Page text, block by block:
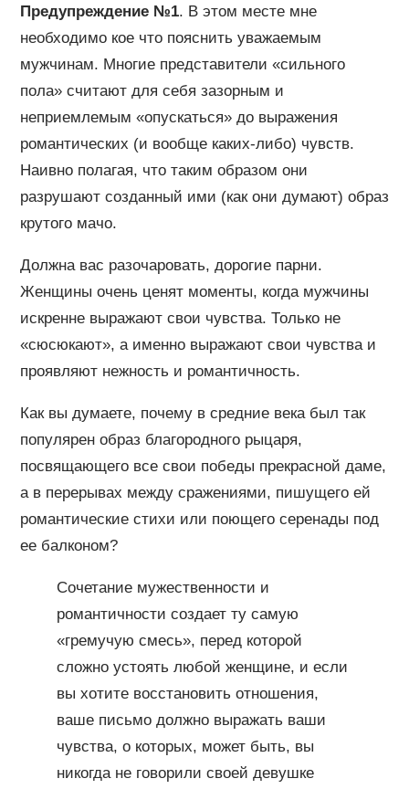
Предупреждение №1. В этом месте мне
необходимо кое что пояснить уважаемым
мужчинам. Многие представители «сильного
пола» считают для себя зазорным и
неприемлемым «опускаться» до выражения
романтических (и вообще каких-либо) чувств.
Наивно полагая, что таким образом они
разрушают созданный ими (как они думают) образ
крутого мачо.
Должна вас разочаровать, дорогие парни.
Женщины очень ценят моменты, когда мужчины
искренне выражают свои чувства. Только не
«сюсюкают», а именно выражают свои чувства и
проявляют нежность и романтичность.
Как вы думаете, почему в средние века был так
популярен образ благородного рыцаря,
посвящающего все свои победы прекрасной даме,
а в перерывах между сражениями, пишущего ей
романтические стихи или поющего серенады под
ее балконом?
Сочетание мужественности и
романтичности создает ту самую
«гремучую смесь», перед которой
сложно устоять любой женщине, и если
вы хотите восстановить отношения,
ваше письмо должно выражать ваши
чувства, о которых, может быть, вы
никогда не говорили своей девушке